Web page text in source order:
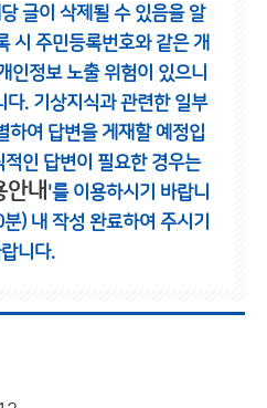
글이 삭제될 수 있음을 알
시 주민등록번호와 같은 개
인정보 노출 위험이 있으니
다. 기상지식과 관련한 일부
하여 답변을 게재할 예정입
인 답변이 필요한 경우는
내 '를 이용하시기 바랍니
) 내 작성 완료하여 주시기
니다.